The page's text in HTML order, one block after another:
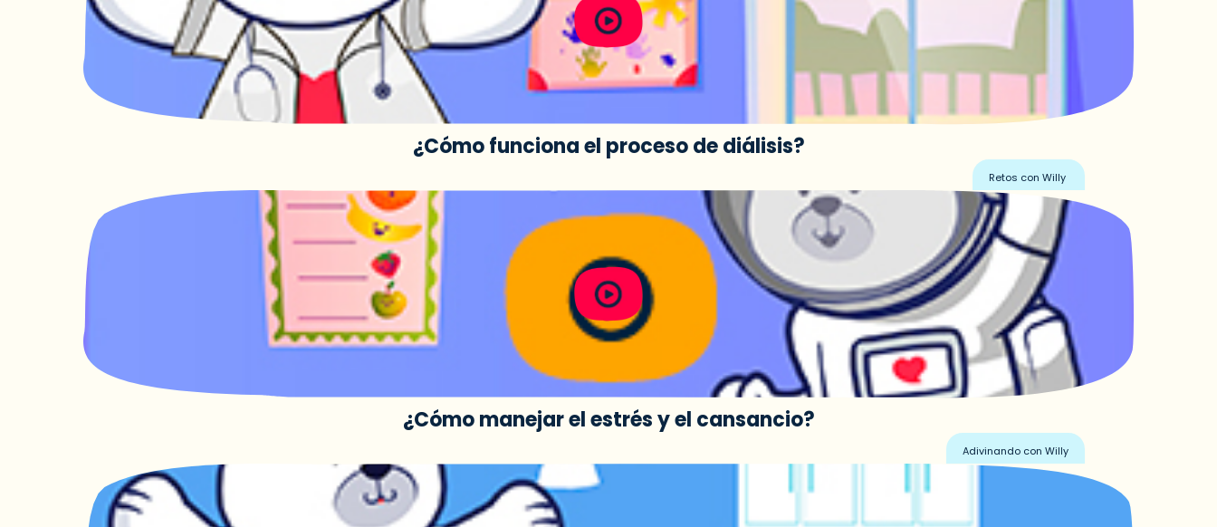
¿Cómo funciona el proceso de diálisis?
Retos con Willy
¿Cómo manejar el estrés y el cansancio?
Adivinando con Willy